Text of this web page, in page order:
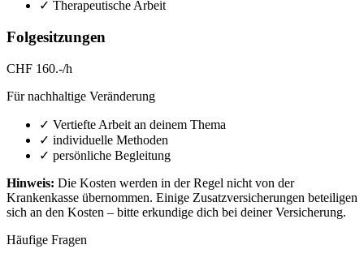
✓ Therapeutische Arbeit
Folgesitzungen
CHF 160.-/h
Für nachhaltige Veränderung
✓ Vertiefte Arbeit an deinem Thema
✓ individuelle Methoden
✓ persönliche Begleitung
Hinweis: Die Kosten werden in der Regel nicht von der
Krankenkasse übernommen. Einige Zusatzversicherungen beteiligen
sich an den Kosten – bitte erkundige dich bei deiner Versicherung.
Häufige Fragen